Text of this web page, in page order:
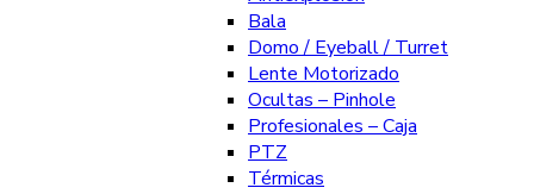
Bala
Domo / Eyeball / Turret
Lente Motorizado
Ocultas – Pinhole
Profesionales – Caja
PTZ
Térmicas